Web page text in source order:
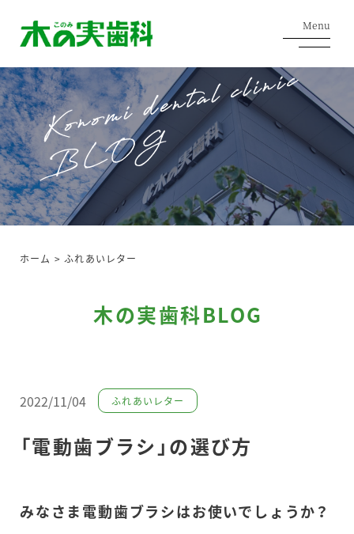
Menu
ホーム >ふれあいレター
木の実歯科BLOG
2022/11/04 ふれあいレター
「電動歯ブラシ」の選び方
みなさま電動歯ブラシはお使いでしょうか？